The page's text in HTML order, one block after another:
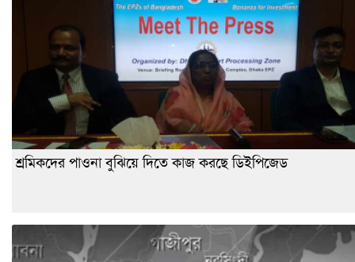
শ্রমিকদের পাওনা বুঝিয়ে দিতে কাজ করছে ডিইপিজেড